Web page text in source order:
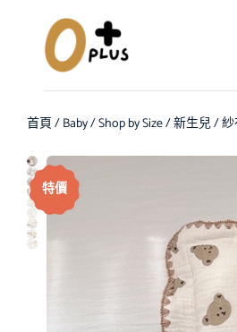
首頁/Baby/Shop by Size/新生兒/ 紗
特價